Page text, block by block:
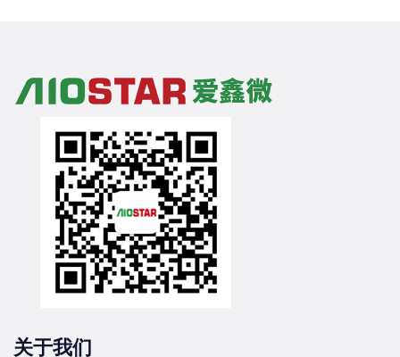
关于我们